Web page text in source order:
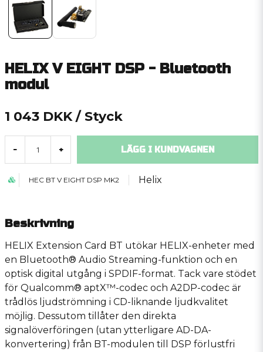
HELIX V EIGHT DSP - Bluetooth
modul
1 043 DKK / Styck
- + LÄGG I KUNDVAGNEN
HEC BT V EIGHT DSP MK2 Helix
Beskrivning
HELIX Extension Card BT utökar HELIX-enheter med
en Bluetooth® Audio Streaming-funktion och en
optisk digital utgång i SPDIF-format. Tack vare stödet
för Qualcomm® aptX™-codec och A2DP-codec är
trådlös ljudströmning i CD-liknande ljudkvalitet
möjlig. Dessutom tillåter den direkta
signalöverföringen (utan ytterligare AD-DA-
konvertering) från BT-modulen till DSP förlustfri